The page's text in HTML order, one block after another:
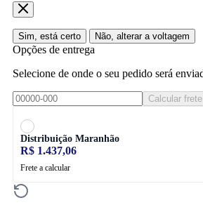
Sim, está certo Não, alterar a voltagem
Opções de entrega
Selecione de onde o seu pedido será
Calcular frete
Distribuição Maranhão
R$ 1.437,06
Frete a calcular